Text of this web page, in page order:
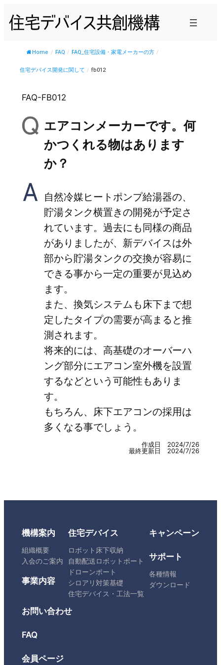
容
Home / FAQ / FAQ_住宅設備・家電メーカーの方 /
住宅デバイス開発に関して / fb012
FAQ-FB012
エアコンメーカーです。何
かつくれる物はあります
か？
自然冷媒ヒートポンプ給湯器の、
貯湯タンク横置きの開発が予定さ
れています。過去にも同様の商品
がありましたが、新デバイスは外
部から貯湯タンクの交換が容易に
できる事から一定の重要が見込め
ます。
また、換気システムも床下まで想
定したタイプの需要が高まると推
測されます。
将来的には、高基礎のオーバーハ
ング部分にエアコン室外機を設置
するなどという可能性もありま
す。
もちろん、床下エアコンの採用は
多くなる事でしょう。
作成日 2024/7/26
最終更新日 2024/7/26
機構案内
組織概要
入会のご案内
事業内容
住宅デバイス
ロボット床下収納
自動配送ロボットポート
ドローンポート
シロアリ対策基礎
住宅デバイス・工法一覧
キャンペーン
サポート
各種情報
ダウンロード
お問い合わせ
FAQ
会員ページ